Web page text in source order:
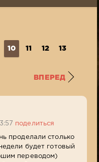
10 11 12 13
ВПЕРЕД
поделиться
проделали столько
будет готовый
переводом)